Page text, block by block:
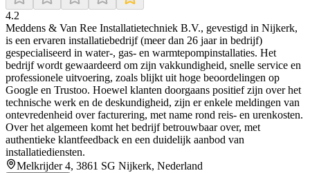
4.2
Meddens & Van Ree Installatietechniek B.V., gevestigd in Nijkerk,
is een ervaren installatiebedrijf (meer dan 26 jaar in bedrijf)
gespecialiseerd in water-, gas- en warmtepompinstallaties. Het
bedrijf wordt gewaardeerd om zijn vakkundigheid, snelle service en
professionele uitvoering, zoals blijkt uit hoge beoordelingen op
Google en Trustoo. Hoewel klanten doorgaans positief zijn over het
technische werk en de deskundigheid, zijn er enkele meldingen van
ontevredenheid over facturering, met name rond reis- en urenkosten.
Over het algemeen komt het bedrijf betrouwbaar over, met
authentieke klantfeedback en een duidelijk aanbod van
installatiediensten.
Melkrijder 4, 3861 SG Nijkerk, Nederland